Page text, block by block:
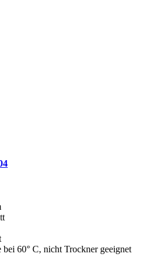
bei 60° C, nicht Trockner geeignet